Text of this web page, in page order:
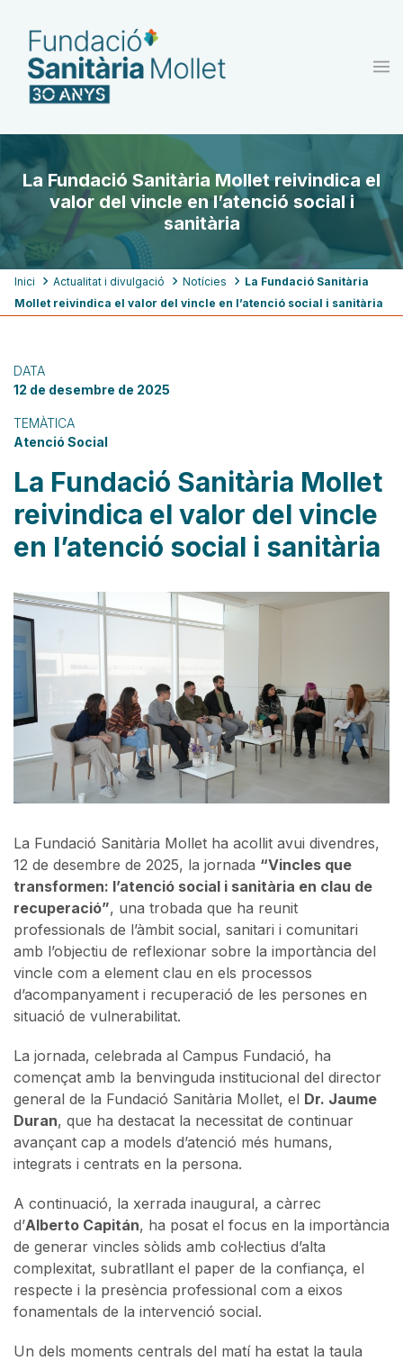
contingut
La Fundació Sanitària Mollet reivindica el
valor del vincle en l’atenció social i
sanitària
Fil
d'ariadna
Inici Actualitat i divulgació Notícies
La Fundació Sanitària
Mollet reivindica el valor del vincle en l’atenció social i sanitària
DATA
12 de desembre de 2025
TEMÀTICA
Atenció Social
La Fundació Sanitària Mollet
reivindica el valor del vincle
en l’atenció social i sanitària
La Fundació Sanitària Mollet ha acollit avui divendres,
12 de desembre de 2025, la jornada “Vincles que
transformen: l’atenció social i sanitària en clau de
recuperació”, una trobada que ha reunit
professionals de l’àmbit social, sanitari i comunitari
amb l’objectiu de reflexionar sobre la importància del
vincle com a element clau en els processos
d’acompanyament i recuperació de les persones en
situació de vulnerabilitat.
La jornada, celebrada al Campus Fundació, ha
començat amb la benvinguda institucional del director
general de la Fundació Sanitària Mollet, el Dr. Jaume
Duran, que ha destacat la necessitat de continuar
avançant cap a models d’atenció més humans,
integrats i centrats en la persona.
A continuació, la xerrada inaugural, a càrrec
d’Alberto Capitán, ha posat el focus en la importància
de generar vincles sòlids amb col·lectius d’alta
complexitat, subratllant el paper de la confiança, el
respecte i la presència professional com a eixos
fonamentals de la intervenció social.
Un dels moments centrals del matí ha estat la taula